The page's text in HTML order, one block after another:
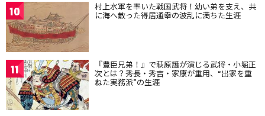
10 村上水軍を率いた戦国武将！幼い弟を支え、共
に海へ散った得居通幸の波乱に満ちた生涯
11 『豊臣兄弟！』で萩原護が演じる武将・小堀正
次とは？秀長・秀吉・家康が重用、“出家を重
ねた実務派”の生涯